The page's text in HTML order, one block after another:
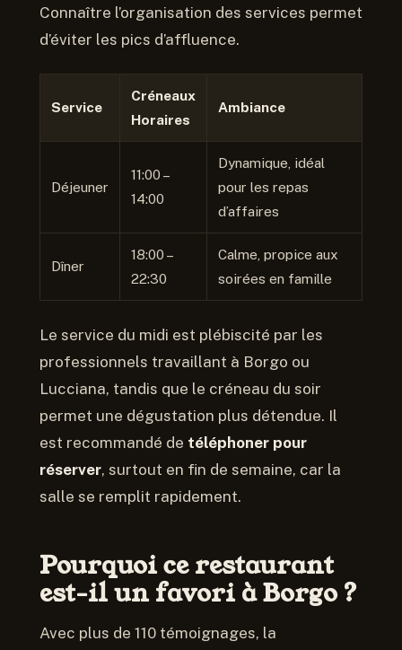
Connaître l’organisation des services permet
d’éviter les pics d’affluence.
Service
Créneaux
Horaires
Ambiance
Déjeuner
11:00 –
14:00
Dynamique, idéal
pour les repas
d’affaires
Dîner
18:00 –
22:30
Calme, propice aux
soirées en famille
Le service du midi est plébiscité par les
professionnels travaillant à Borgo ou
Lucciana, tandis que le créneau du soir
permet une dégustation plus détendue. Il
est recommandé de téléphoner pour
réserver, surtout en fin de semaine, car la
salle se remplit rapidement.
Pourquoi ce restaurant
est-il un favori à Borgo ?
Avec plus de 110 témoignages, la